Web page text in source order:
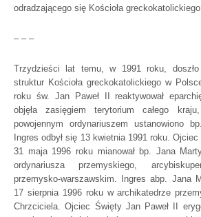
odradzającego się Kościoła
– – –
Trzydzieści lat temu, w 1991 roku,
struktur Kościoła greckokatolickiego w
roku św. Jan Paweł II reaktywował
objęła zasięgiem terytorium całego
powojennym ordynariuszem ustanowiono
Ingres odbył się 13 kwietnia 1991 roku.
31 maja 1996 roku mianował bp. Jana
ordynariusza przemyskiego,
przemysko-warszawskim. Ingres abp. Jana
17 sierpnia 1996 roku w archikatedrze
Chrzciciela. Ojciec Święty Jan Paweł II